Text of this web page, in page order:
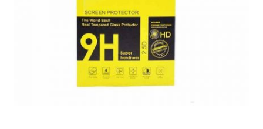
Сервис за мобилни телефони